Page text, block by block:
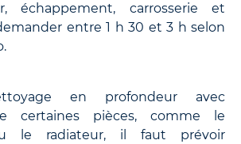
échappement, carrosserie et
entre 1 h 30 et 3 h selon
en profondeur avec
certaines pièces, comme le
le radiateur, il faut prévoir